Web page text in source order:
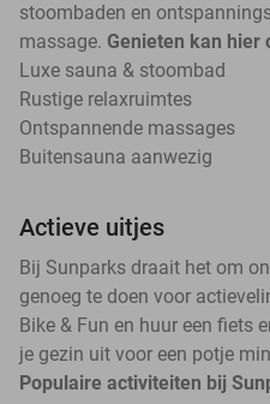
stoombaden en
massage. Genieten kan hier
Luxe sauna & stoombad
Rustige relaxruimtes
Ontspannende massages
Buitensauna aanwezig
Actieve uitjes
Bij Sunparks draait het om
genoeg te doen voor
Bike & Fun en huur een fiets
je gezin uit voor een potje
Populaire activiteiten bij